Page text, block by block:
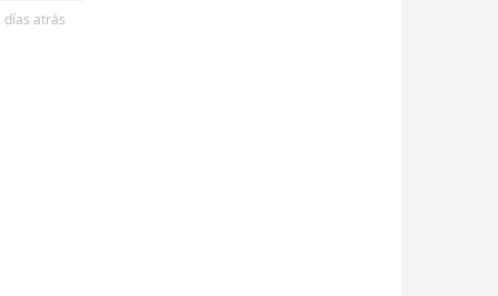
días atrás